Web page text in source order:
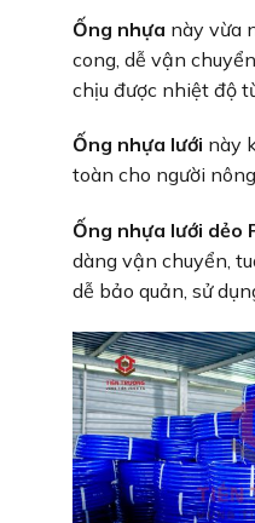
Ống nhựa này vừa
cong, dễ vận
chịu được nhiệt độ
Ống nhựa lưới này
toàn cho người
Ống nhựa lưới dẻo
dàng vận chuyển,
dễ bảo quản, sử